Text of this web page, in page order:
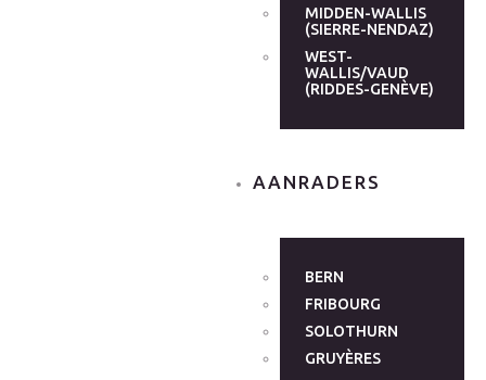
MIDDEN-WALLIS
(SIERRE-NENDAZ)
WEST-
WALLIS/VAUD
(RIDDES-GENÈVE)
AANRADERS
BERN
FRIBOURG
SOLOTHURN
GRUYÈRES